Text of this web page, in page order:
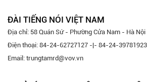
ĐÀI TIẾNG NÓI VIỆT NAM
Địa chỉ: 58 Quán Sứ - Phường Cửa Nam - Hà Nội
Điện thoại: 84-24-62727127 -|- 84-24-39781923
Email: trungtamrd@vov.vn